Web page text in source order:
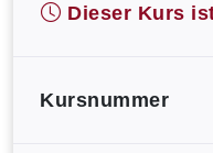
Dieser Kurs
Kursnummer